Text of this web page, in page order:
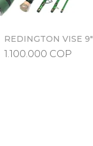
Vista rápida
REDINGTON VISE 9"
Precio
1.100.000 COP